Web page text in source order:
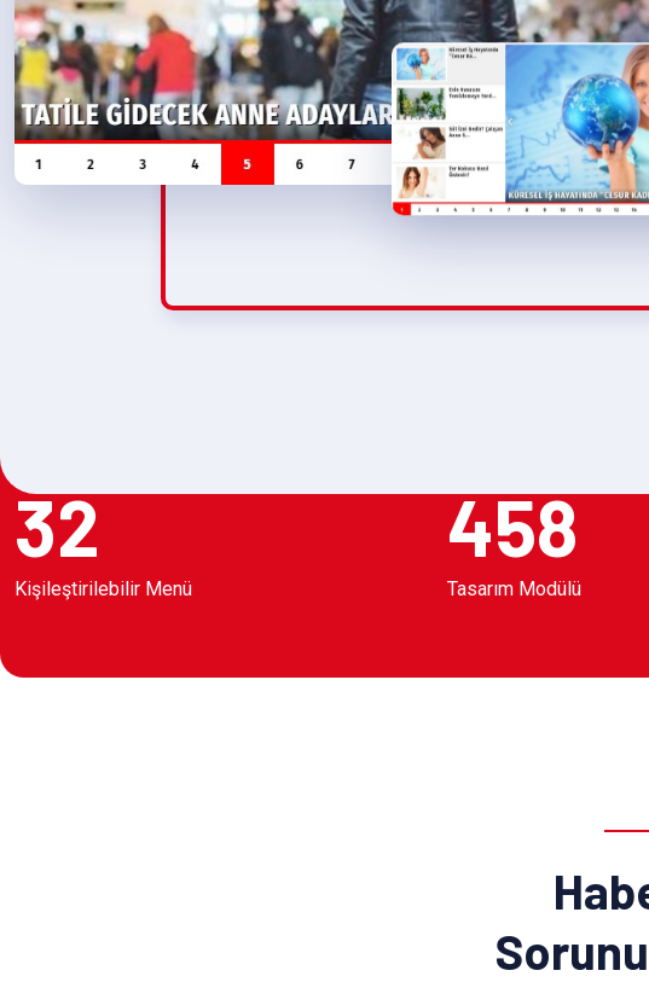
32
Kişileştirilebilir Menü
458
Tasarım Modülü